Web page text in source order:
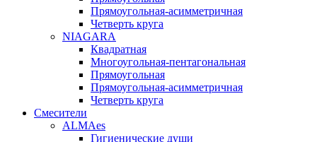
Прямоугольная-асимметричная
Четверть круга
NIAGARA
Квадратная
Многоугольная-пентагональная
Прямоугольная
Прямоугольная-асимметричная
Четверть круга
Смесители
ALMAes
Гигиенические души